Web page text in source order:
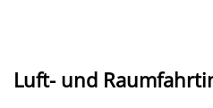
Luft- und